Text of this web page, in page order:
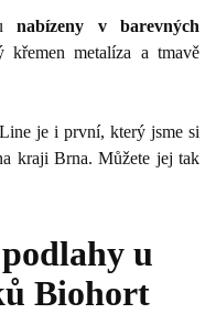
nabízeny v barevných
křemen metalíza a tmavě
je i první, který jsme si
kraji Brna. Můžete jej tak
u
Biohort